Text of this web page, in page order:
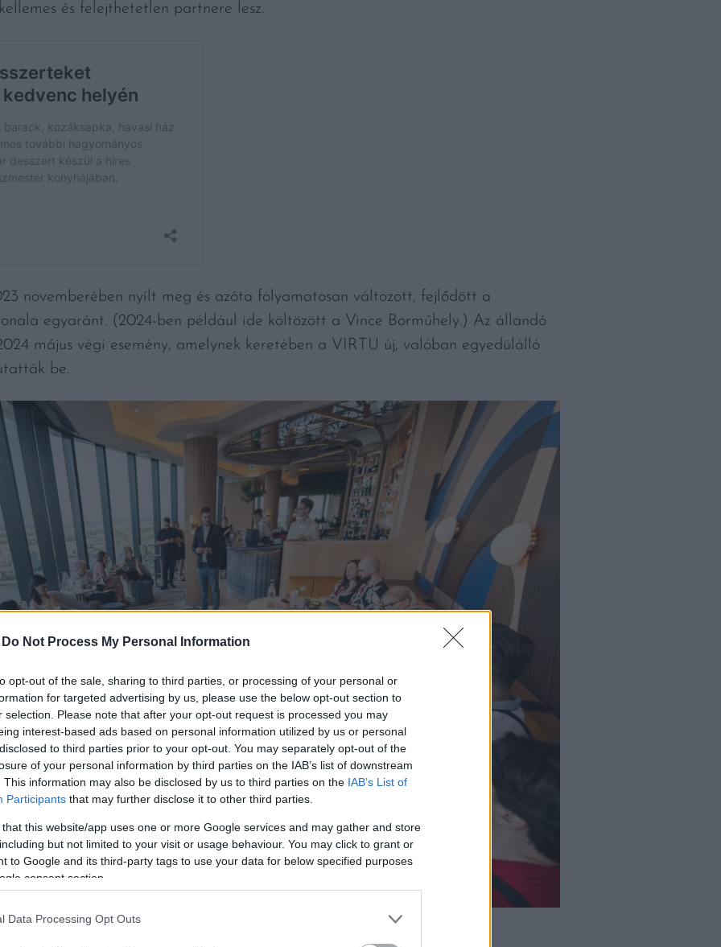
Do Not Process My Personal Information
opt-out of the sale, sharing to third parties, or processing of your personal or
for targeted advertising by us, please use the below opt-out section to
selection. Please note that after your opt-out request is processed you may
interest-based ads based on personal information utilized by us or personal
to third parties prior to your opt-out. You may separately opt-out of the
of your personal information by third parties on the IAB’s list of downstream
This information may also be disclosed by us to third parties on the IAB’s List of
Participants that may further disclose it to other third parties.
that this website/app uses one or more Google services and may gather and store
but not limited to your visit or usage behaviour. You may click to grant or
to Google and its third-party tags to use your data for below specified purposes
consent section.
Data Processing Opt Outs
és felejthetetlen partnere lesz.
novemberében nyílt meg és azóta folyamatosan változott, fejlődött a
egyaránt. (2024-ben például ide költözött a Vince Borműhely.) Az állandó
május végi esemény, amelynek keretében a VIRTU új, valóban egyedülálló
be.